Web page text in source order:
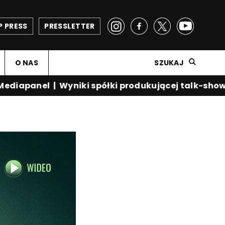
PRESSLETTER
PRESS
O NAS SZUKAJ
|Wyniki spółki produkującej talk-show